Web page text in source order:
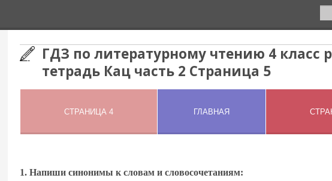
ГДЗ по литературному чтению 4 класс
тетрадь Кац часть 2 Страница 5
1. Напиши синонимы к словам и словосочетаниям: